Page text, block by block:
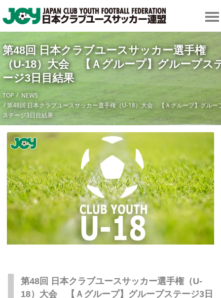
第48回 日本クラブユースサッカー選手権
（U-18）大会 【Ａグループ】グループス
ージ3日目結果
TOP
NEWS
第48回 日本クラブユースサッカー選手権（U-18）大会 【Ａグループ】グルー
ステージ3日目結果
第48回 日本クラブユースサッカー選手権（U-
18）大会 【Ａグループ】グループステージ3日